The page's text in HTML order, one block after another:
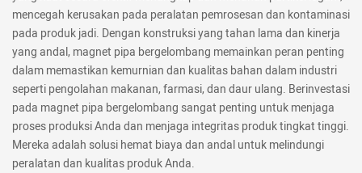
mencegah kerusakan pada peralatan pemrosesan dan kontaminasi
pada produk jadi. Dengan konstruksi yang tahan lama dan kinerja
yang andal, magnet pipa bergelombang memainkan peran penting
dalam memastikan kemurnian dan kualitas bahan dalam industri
seperti pengolahan makanan, farmasi, dan daur ulang. Berinvestasi
pada magnet pipa bergelombang sangat penting untuk menjaga
proses produksi Anda dan menjaga integritas produk tingkat tinggi.
Mereka adalah solusi hemat biaya dan andal untuk melindungi
peralatan dan kualitas produk Anda.